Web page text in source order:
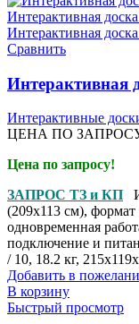
Сравнить
Интерактивная
Интерактивные
ЦЕНА ПО
Цена по запросу!
ЗАПРОС ТЗ и КП
(209x113 см), формат
одновременная
подключение и
/ 10, 18.2 кг,
Добавить в
В корзину
Быстрый просмотр